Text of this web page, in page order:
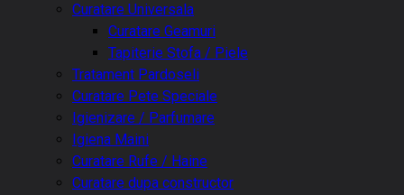
Curatare Universala
Curatare Geamuri
Tapiterie Stofa / Piele
Tratament Pardoseli
Curatare Pete Speciale
Igienizare / Parfumare
Igiena Maini
Curatare Rufe / Haine
Curatare dupa constructor